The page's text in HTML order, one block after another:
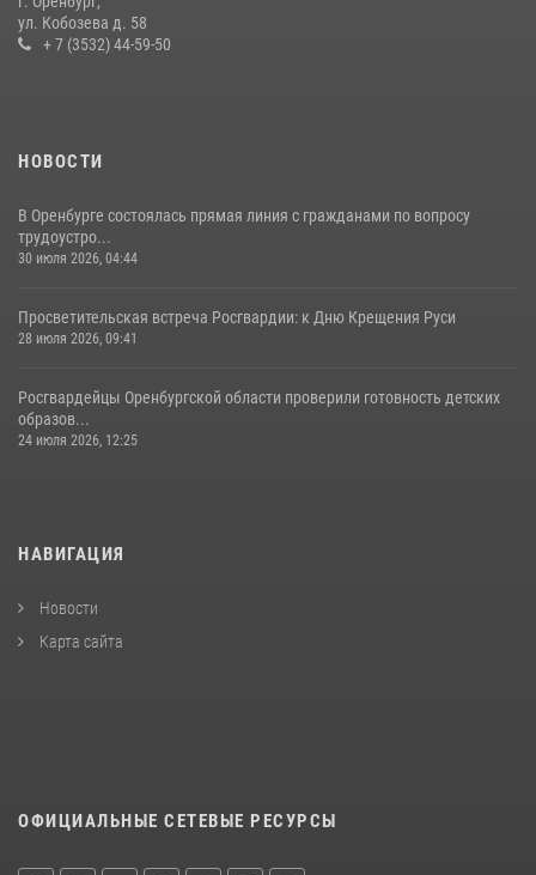
ул. Кобозева д. 58
+ 7 (3532) 44-59-50
НОВОСТИ
В Оренбурге состоялась прямая линия с гражданами по вопросу
трудоустро...
30 июля 2026, 04:44
Просветительская встреча Росгвардии: к Дню Крещения Руси
28 июля 2026, 09:41
Росгвардейцы Оренбургской области проверили готовность детских
образов...
24 июля 2026, 12:25
НАВИГАЦИЯ
Новости
Карта сайта
ОФИЦИАЛЬНЫЕ СЕТЕВЫЕ РЕСУРСЫ